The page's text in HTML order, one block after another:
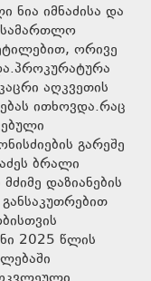
ნია იმნაძისა და
ორივე
აღკვეთის
ითხოვდა.რაც
გარეშე
ბრალი
დაზიანების
2025 წლის